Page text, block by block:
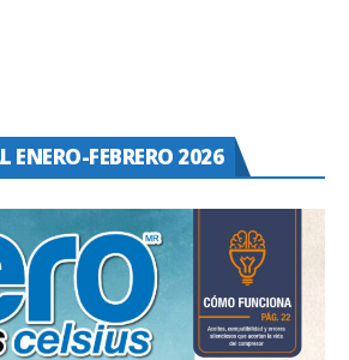
ENERO-FEBRERO 2026